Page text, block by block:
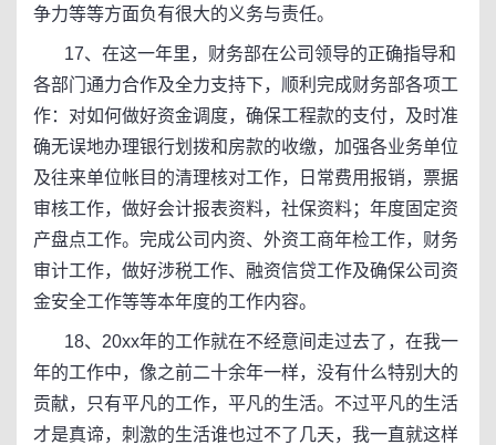
争力等等方面负有很大的义务与责任。
17、在这一年里，财务部在公司领导的正确指导和
各部门通力合作及全力支持下，顺利完成财务部各项工
作：对如何做好资金调度，确保工程款的支付，及时准
确无误地办理银行划拨和房款的收缴，加强各业务单位
及往来单位帐目的清理核对工作，日常费用报销，票据
审核工作，做好会计报表资料，社保资料；年度固定资
产盘点工作。完成公司内资、外资工商年检工作，财务
审计工作，做好涉税工作、融资信贷工作及确保公司资
金安全工作等等本年度的工作内容。
18、20xx年的工作就在不经意间走过去了，在我一
年的工作中，像之前二十余年一样，没有什么特别大的
贡献，只有平凡的工作，平凡的生活。不过平凡的生活
才是真谛，刺激的生活谁也过不了几天，我一直就这样